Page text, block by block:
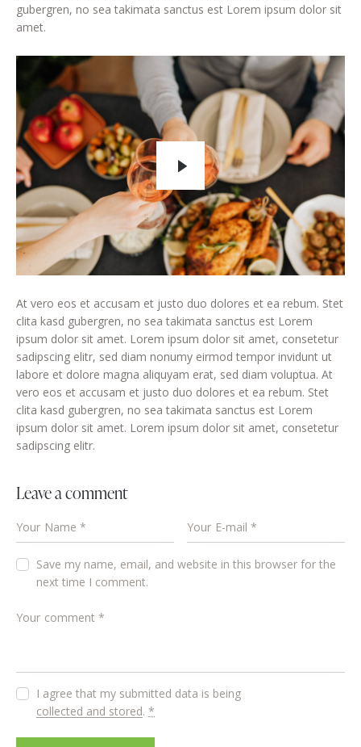
gubergren, no sea takimata sanctus est Lorem ipsum dolor sit
amet.
At vero eos et accusam et justo duo dolores et ea rebum. Stet
clita kasd gubergren, no sea takimata sanctus est Lorem
ipsum dolor sit amet. Lorem ipsum dolor sit amet, consetetur
sadipscing elitr, sed diam nonumy eirmod tempor invidunt ut
labore et dolore magna aliquyam erat, sed diam voluptua. At
vero eos et accusam et justo duo dolores et ea rebum. Stet
clita kasd gubergren, no sea takimata sanctus est Lorem
ipsum dolor sit amet. Lorem ipsum dolor sit amet, consetetur
sadipscing elitr.
Leave a comment
Save my name, email, and website in this browser for the
next time I comment.
I agree that my submitted data is being
collected and stored.*